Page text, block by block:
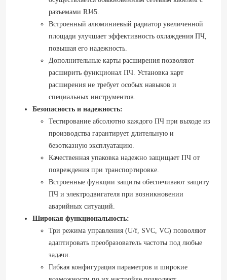
разъемами RJ45.
Встроенный алюминиевый радиатор увеличенной
площади улучшает эффективность охлаждения ПЧ,
повышая его надежность.
Дополнительные карты расширения позволяют
расширить функционал ПЧ. Установка карт
расширения не требует особых навыков и
специальных инструментов.
Безопасность и надежность:
Тестирование абсолютно каждого ПЧ при выходе из
производства гарантирует длительную и
безотказную эксплуатацию.
Качественная упаковка надежно защищает ПЧ от
повреждения при транспортировке.
Встроенные функции защиты обеспечивают защиту
ПЧ и электродвигателя при возникновении
аварийных ситуаций.
Широкая функциональность:
Три режима управления (U/f, SVC, VC) позволяют
адаптировать преобразователь частоты под любые
задачи.
Гибкая конфигурация параметров и широкие